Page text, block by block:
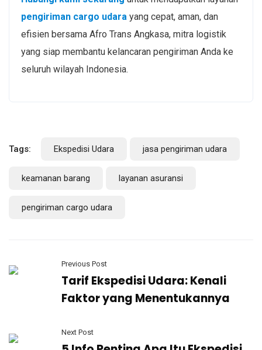
pengiriman cargo udara yang cepat, aman, dan
efisien bersama Afro Trans Angkasa, mitra logistik
yang siap membantu kelancaran pengiriman Anda ke
seluruh wilayah Indonesia.
Tags: Ekspedisi Udara jasa pengiriman udara
keamanan barang layanan asuransi
pengiriman cargo udara
Previous Post
Tarif Ekspedisi Udara: Kenali
Faktor yang Menentukannya
Next Post